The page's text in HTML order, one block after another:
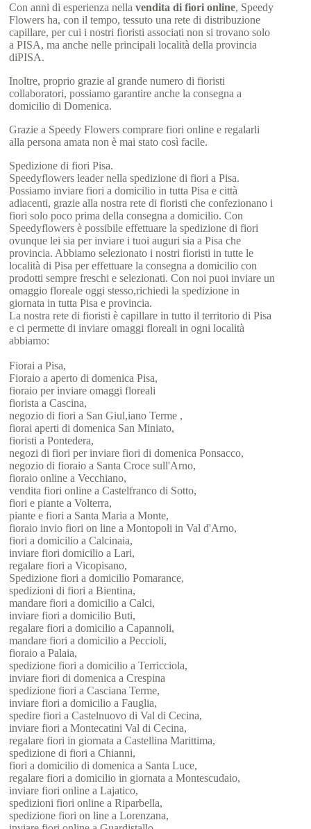
Con anni di esperienza nellavendita di fiori online, Speedy
Flowers ha, con il tempo, tessuto una rete di distribuzione
capillare, per cui i nostri fioristi associati non si trovano solo
a PISA, ma anche nelle principali località della provincia
diPISA.
Inoltre, proprio grazie al grande numero di fioristi
collaboratori, possiamo garantire anche la consegna a
domicilio di Domenica.
Grazie a Speedy Flowers comprare fiori online e regalarli
alla persona amata non è mai stato così facile.
Spedizione di fiori Pisa.
Speedyflowers leader nella spedizione di fiori a Pisa.
Possiamo inviare fiori a domicilio in tutta Pisa e città
adiacenti, grazie alla nostra rete di fioristi che confezionano i
fiori solo poco prima della consegna a domicilio. Con
Speedyflowers è possibile effettuare la spedizione di fiori
ovunque lei sia per inviare i tuoi auguri sia a Pisa che
provincia. Abbiamo selezionato i nostri fioristi in tutte le
località di Pisa per effettuare la consegna a domicilio con
prodotti sempre freschi e selezionati. Con noi puoi inviare un
omaggio floreale oggi stesso,richiedi la spedizione in
giornata in tutta Pisa e provincia.
La nostra rete di fioristi è capillare in tutto il territorio di Pisa
e ci permette di inviare omaggi floreali in ogni località
abbiamo:
Fiorai a Pisa,
Fioraio a aperto di domenica Pisa,
fioraio per inviare omaggi floreali
fiorista a Cascina,
negozio di fiori a San Giul,iano Terme ,
fiorai aperti di domenica San Miniato,
fioristi a Pontedera,
negozi di fiori per inviare fiori di domenica Ponsacco,
negozio di fioraio a Santa Croce sull'Arno,
fioraio online a Vecchiano,
vendita fiori online a Castelfranco di Sotto,
fiori e piante a Volterra,
piante e fiori a Santa Maria a Monte,
fioraio invio fiori on line a Montopoli in Val d'Arno,
fiori a domicilio a Calcinaia,
inviare fiori domicilio a Lari,
regalare fiori a Vicopisano,
Spedizione fiori a domicilio Pomarance,
spedizioni di fiori a Bientina,
mandare fiori a domicilio a Calci,
inviare fiori a domicilio Buti,
regalare fiori a domicilio a Capannoli,
mandare fiori a domicilio a Peccioli,
fioraio a Palaia,
spedizione fiori a domicilio a Terricciola,
inviare fiori di domenica a Crespina
spedizione fiori a Casciana Terme,
inviare fiori a domicilio a Fauglia,
spedire fiori a Castelnuovo di Val di Cecina,
inviare fiori a Montecatini Val di Cecina,
regalare fiori in giornata a Castellina Marittima,
spedizione di fiori a Chianni,
fiori a domicilio di domenica a Santa Luce,
regalare fiori a domicilio in giornata a Montescudaio,
inviare fiori online a Lajatico,
spedizioni fiori online a Riparbella,
spedizione fiori on line a Lorenzana,